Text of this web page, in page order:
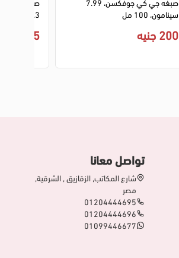
5.3 بنى ذهبى فاتح
345 جنيه
سينامون، 100 مل
200 جنيه
تواصل معانا
شارع المكاتب, الزقازيق , الشرقية,
مصر
01204444695
01204444696
01099446677